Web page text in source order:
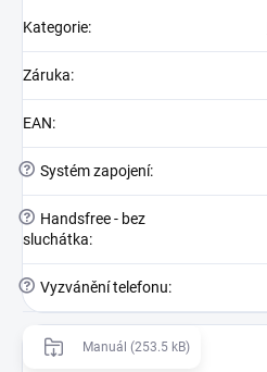
Kategorie:
Záruka:
EAN:
? Systém zapojení:
?
Handsfree - bez
sluchátka:
? Vyzvánění telefonu:
Manuál (253.5 kB)